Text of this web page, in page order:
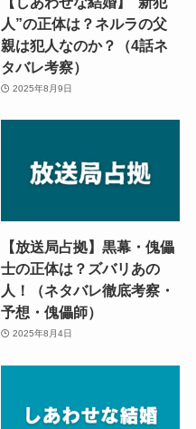
人”の正体は？ネルラの父
親は犯人なのか？（4話ネ
タバレ考察）
2025年8月9日
【放送局占拠】黒幕・傀儡
士の正体は？ズバリあの
人！（ネタバレ徹底考察・
予想・傀儡師）
2025年8月4日